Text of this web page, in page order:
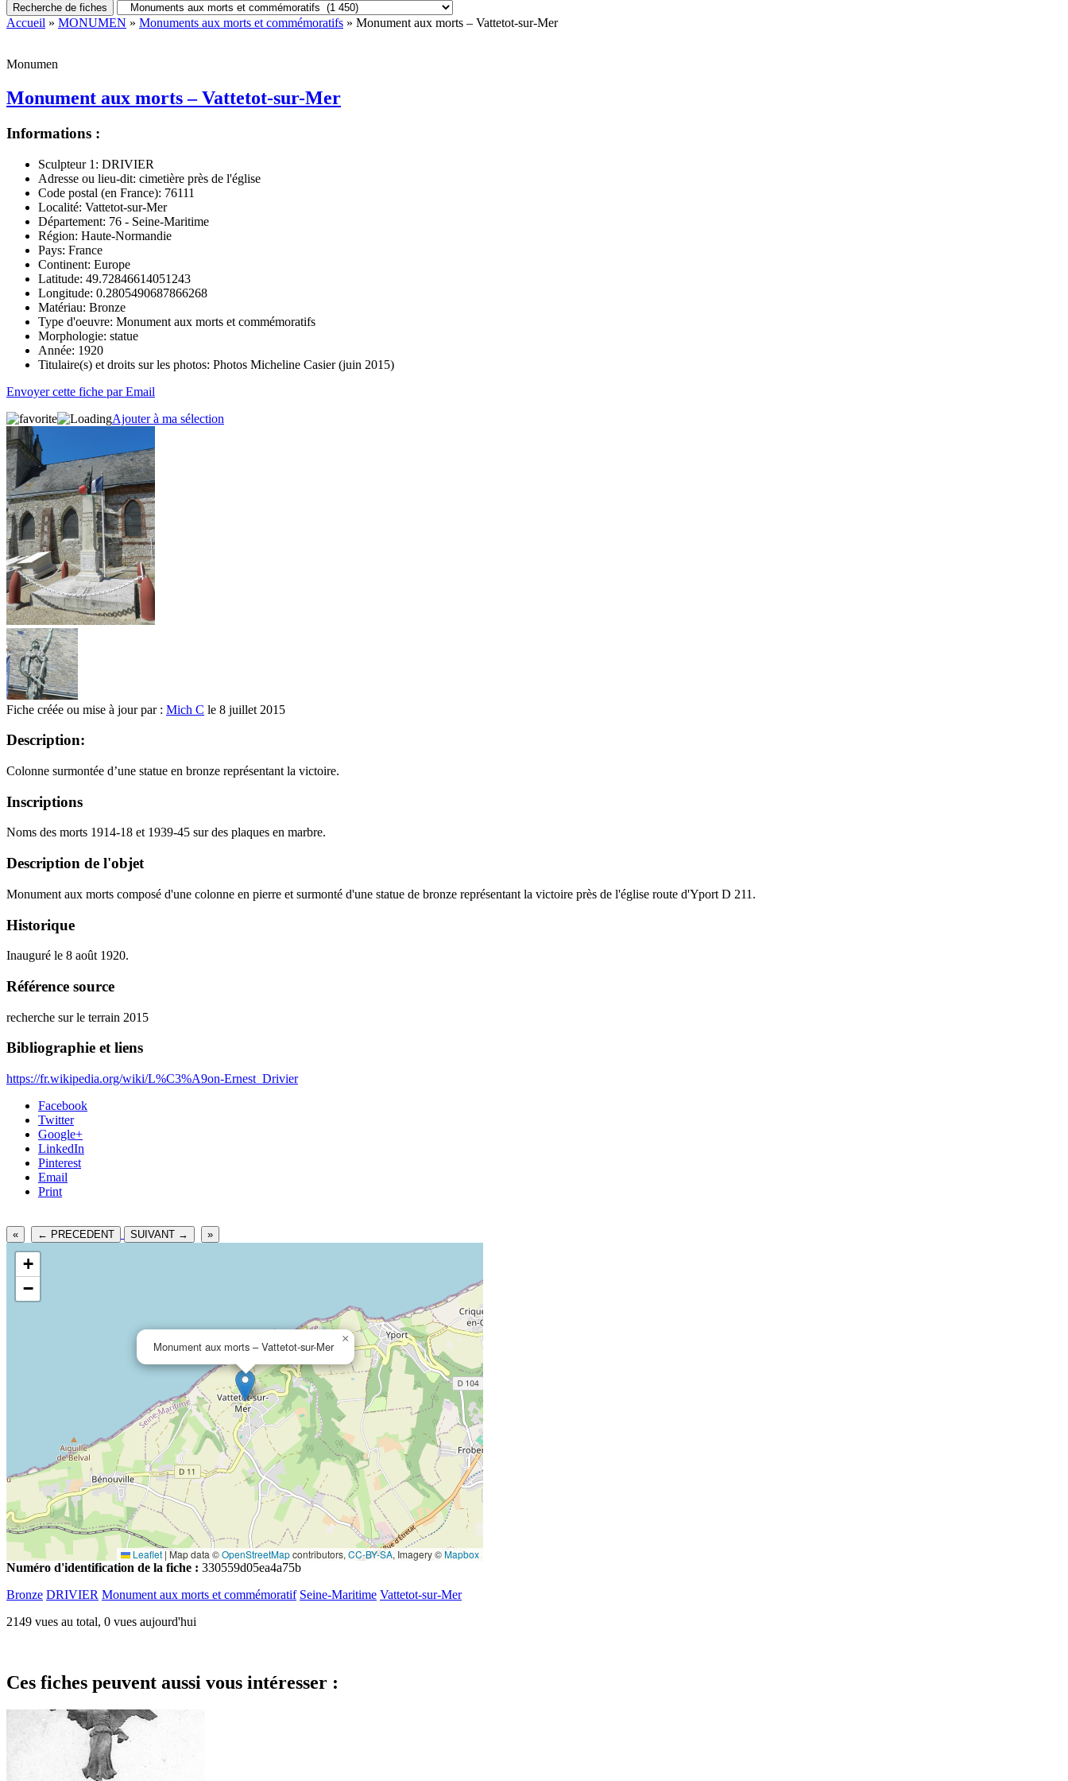
Recherche de fiches
Accueil » MONUMEN » Monuments aux morts et commémoratifs » Monument aux morts – Vattetot-sur-Mer
Monumen
Monument aux morts – Vattetot-sur-Mer
Informations :
Sculpteur 1: DRIVIER
Adresse ou lieu-dit: cimetière près de l'église
Code postal (en France): 76111
Localité: Vattetot-sur-Mer
Département: 76 - Seine-Maritime
Région: Haute-Normandie
Pays: France
Continent: Europe
Latitude: 49.72846614051243
Longitude: 0.2805490687866268
Matériau: Bronze
Type d'oeuvre: Monument aux morts et commémoratifs
Morphologie: statue
Année: 1920
Titulaire(s) et droits sur les photos: Photos Micheline Casier (juin 2015)
Envoyer cette fiche par Email
Ajouter à ma sélection
Fiche créée ou mise à jour par : Mich C le 8 juillet 2015
Description:
Colonne surmontée d’une statue en bronze représentant la victoire.
Inscriptions
Noms des morts 1914-18 et 1939-45 sur des plaques en marbre.
Description de l'objet
Monument aux morts composé d'une colonne en pierre et surmonté d'une statue de bronze représentant la victoire près de l'église route d'Yport D 211.
Historique
Inauguré le 8 août 1920.
Référence source
recherche sur le terrain 2015
Bibliographie et liens
https://fr.wikipedia.org/wiki/L%C3%A9on-Ernest_Drivier
Facebook
Twitter
Google+
LinkedIn
Pinterest
Email
Print
« ← PRECEDENT SUIVANT → »
Monument aux morts – Vattetot-sur-Mer
×
+
−
Leaflet |Map data ©OpenStreetMapcontributors, CC-BY-SA, Imagery ©Mapbox
Numéro d'identification de la fiche : 330559d05ea4a75b
Bronze DRIVIER Monument aux morts et commémoratif Seine-Maritime Vattetot-sur-Mer
2149 vues au total, 0 vues aujourd'hui
Ces fiches peuvent aussi vous intéresser :